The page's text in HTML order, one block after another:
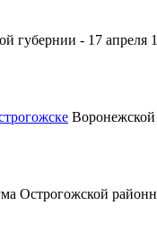
губернии - 17
Воронежской
Острогожской